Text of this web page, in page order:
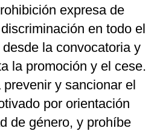
expresa de
en todo el
la convocatoria y
la promoción y el cese.
y sancionar el
por orientación
de género, y prohíbe